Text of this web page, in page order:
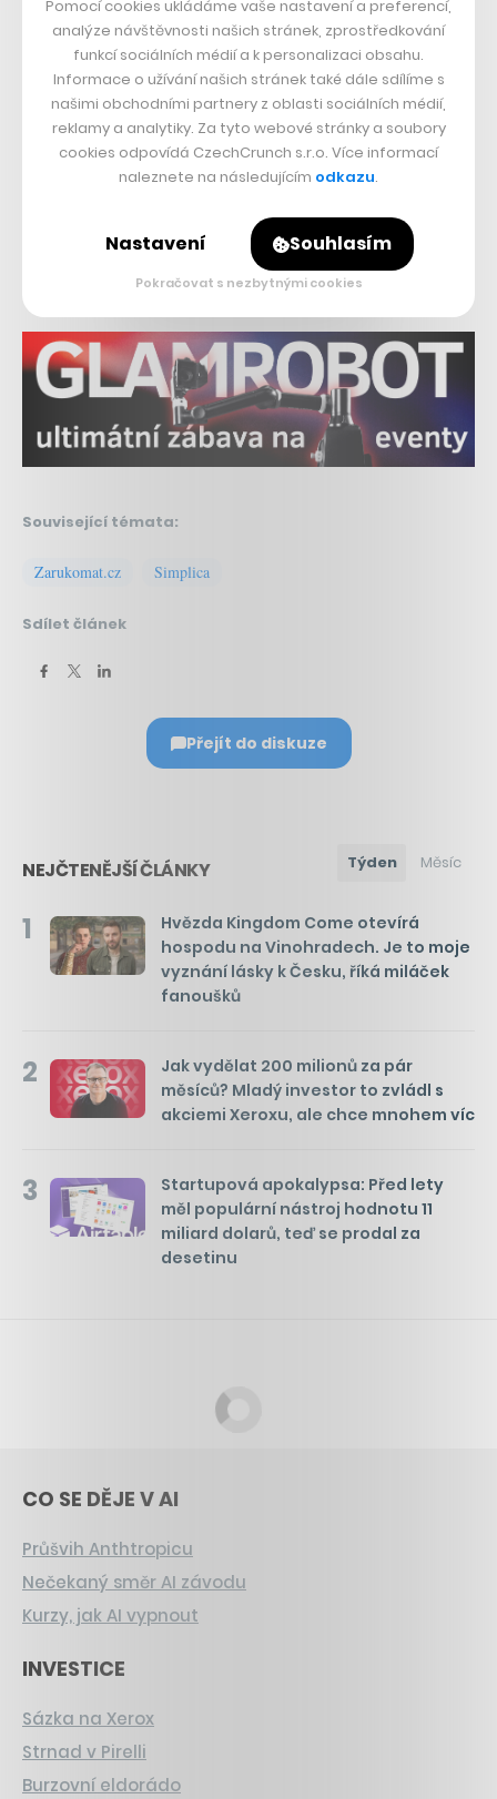
Partnerství nyní uzavřel s Allianz Assistance, které by
podle tvůrců mělo projektu zajistit jistou stabilitu.
Simplica a.s. je pražskou akciovou společností, která
zprostředkovává služby v oblasti pojišťovnictví. Funguje
od roku 2016 a jejími projekty jsou SafeYou a nově
Nepřehlédněte:
Související témata:
Zarukomat.cz Simplica
Sdílet článek
Přejít do diskuze
NEJČTENĚJŠÍ ČLÁNKY Týden Měsíc
1
Hvězda Kingdom Come otevírá
hospodu na Vinohradech. Je to moje
vyznání lásky k Česku, říká miláček
fanoušků
2
Jak vydělat 200 milionů za pár
měsíců? Mladý investor to zvládl s
akciemi Xeroxu, ale chce mnohem víc
3
Startupová apokalypsa: Před lety
měl populární nástroj hodnotu 11
miliard dolarů, teď se prodal za
desetinu
CO SE DĚJE V AI
Průšvih Anthtropicu
Nečekaný směr AI závodu
Kurzy, jak AI vypnout
INVESTICE
Sázka na Xerox
Strnad v Pirelli
Burzovní eldorádo
Pomocí cookies ukládáme vaše nastavení a preferencí,
analýze návštěvnosti našich stránek, zprostředkování
funkcí sociálních médií a k personalizaci obsahu.
Informace o užívání našich stránek také dále sdílíme s
našimi obchodními partnery z oblasti sociálních médií,
reklamy a analytiky. Za tyto webové stránky a soubory
cookies odpovídá CzechCrunch s.r.o. Více informací
naleznete na následujícím odkazu.
Nastavení Souhlasím
Pokračovat s nezbytnými cookies